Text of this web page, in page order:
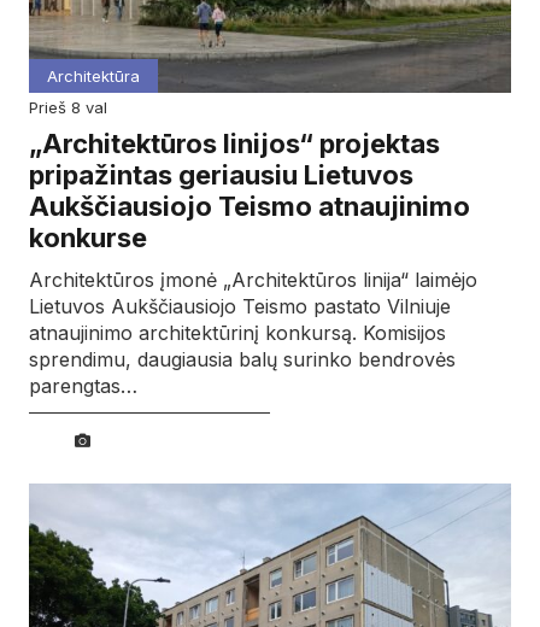
Architektūra
prieš 8 val
„Architektūros linijos“ projektas
pripažintas geriausiu Lietuvos
Aukščiausiojo Teismo atnaujinimo
konkurse
Architektūros įmonė „Architektūros linija“ laimėjo
Lietuvos Aukščiausiojo Teismo pastato Vilniuje
atnaujinimo architektūrinį konkursą. Komisijos
sprendimu, daugiausia balų surinko bendrovės
parengtas…